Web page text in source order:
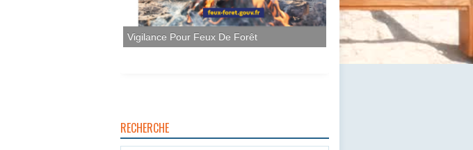
Vigilance Pour Feux De Forêt
RECHERCHE